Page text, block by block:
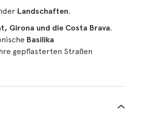
Landschaften.
Girona und die Costa Brava.
Basilika
gepflasterten Straßen